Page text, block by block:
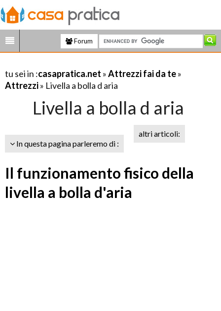
Forum
tu sei in :casapratica.net »Attrezzi fai da te»
Attrezzi» Livella a bolla d aria
Livella a bolla d aria
In questa pagina parleremo di :
altri articoli:
Il funzionamento fisico della
livella a bolla d'aria